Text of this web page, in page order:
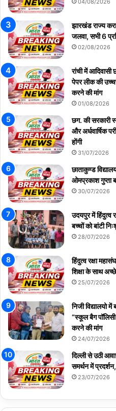
04/08/2026
झारखंड राज्य
जलवा, सभी 6
02/08/2026
रांची में
पेपर लीक की
करने की मांग
01/08/2026
छग. की सरकारी
और अर्धवार्षिक
होंगी
31/07/2026
छाताकुण्ड
ओमप्रकाश गुप्ता
30/07/2026
उदयपुर में हिंदुत्व
बच्चों को बांटी
28/07/2026
हिंदुत्व रक्षा
शिक्षा के साथ
25/07/2026
निजी विद्यालयो
“स्कूल बैग
करने की मांग
24/07/2026
दिल्ली से उठी
समर्थन में
23/07/2026